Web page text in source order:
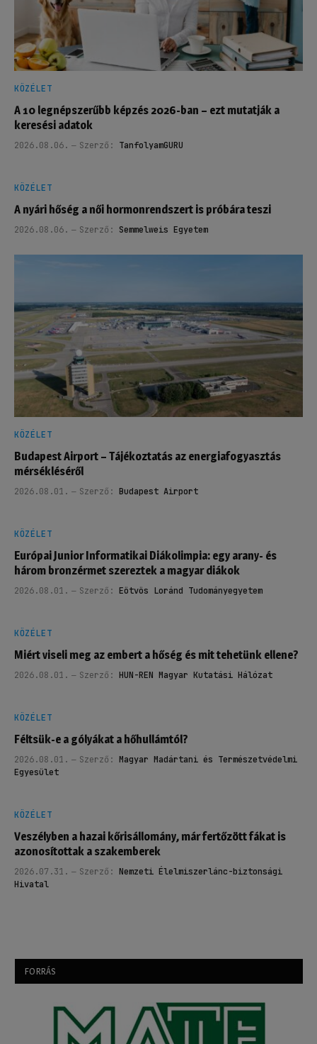
KÖZÉLET
A 10 legnépszerűbb képzés 2026-ban – ezt mutatják a
keresési adatok
2026.08.06. Szerző: TanfolyamGURU
KÖZÉLET
A nyári hőség a női hormonrendszert is próbára teszi
2026.08.06. Szerző: Semmelweis Egyetem
KÖZÉLET
Budapest Airport – Tájékoztatás az energiafogyasztás
mérsékléséről
2026.08.01. Szerző: Budapest Airport
KÖZÉLET
Európai Junior Informatikai Diákolimpia: egy arany- és
három bronzérmet szereztek a magyar diákok
2026.08.01. Szerző: Eötvös Loránd Tudományegyetem
KÖZÉLET
Miért viseli meg az embert a hőség és mit tehetünk ellene?
2026.08.01. Szerző: HUN-REN Magyar Kutatási Hálózat
KÖZÉLET
Féltsük-e a gólyákat a hőhullámtól?
2026.08.01. Szerző: Magyar Madártani és Természetvédelmi
Egyesület
KÖZÉLET
Veszélyben a hazai kőrisállomány, már fertőzött fákat is
azonosítottak a szakemberek
2026.07.31. Szerző: Nemzeti Élelmiszerlánc-biztonsági
Hivatal
FORRÁS